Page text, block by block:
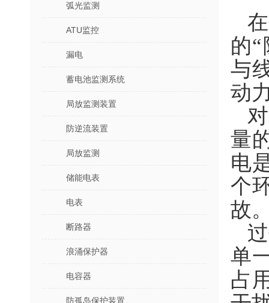
弧光监测
ATU监控
漏电
蓄电池监测系统
局放监测装置
防逆流装置
局放监测
储能电表
电表
断路器
浪涌保护器
电容器
防孤岛保护装置
的
与
动
量
电
个
故
单
占